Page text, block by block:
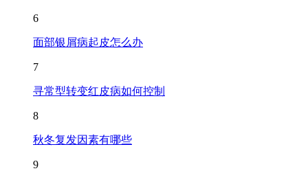
6
面部银屑病起皮怎么办
7
寻常型转变红皮病如何控制
8
秋冬复发因素有哪些
9